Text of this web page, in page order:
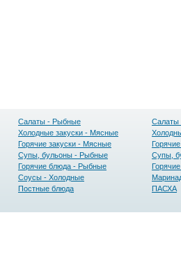
Салаты - Рыбные
Салаты
Холодные закуски - Мясные
Горячие закуски - Мясные
Супы, бульоны - Рыбные
Супы,
Горячие блюда - Рыбные
Соусы - Холодные
Постные блюда
ПАСХА